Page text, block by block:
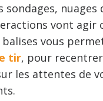
sondages, nuages
vont agir
vous
tir, pour
les attentes de